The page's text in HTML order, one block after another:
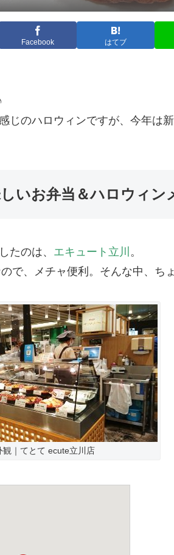
Facebook はてブ
じのハロウィンですが、今年は
いお弁当＆ハロウィン
たのは、 エキュート立川 。
で、メチャ便利。そんな中、ち
観｜てとて ecute立川店